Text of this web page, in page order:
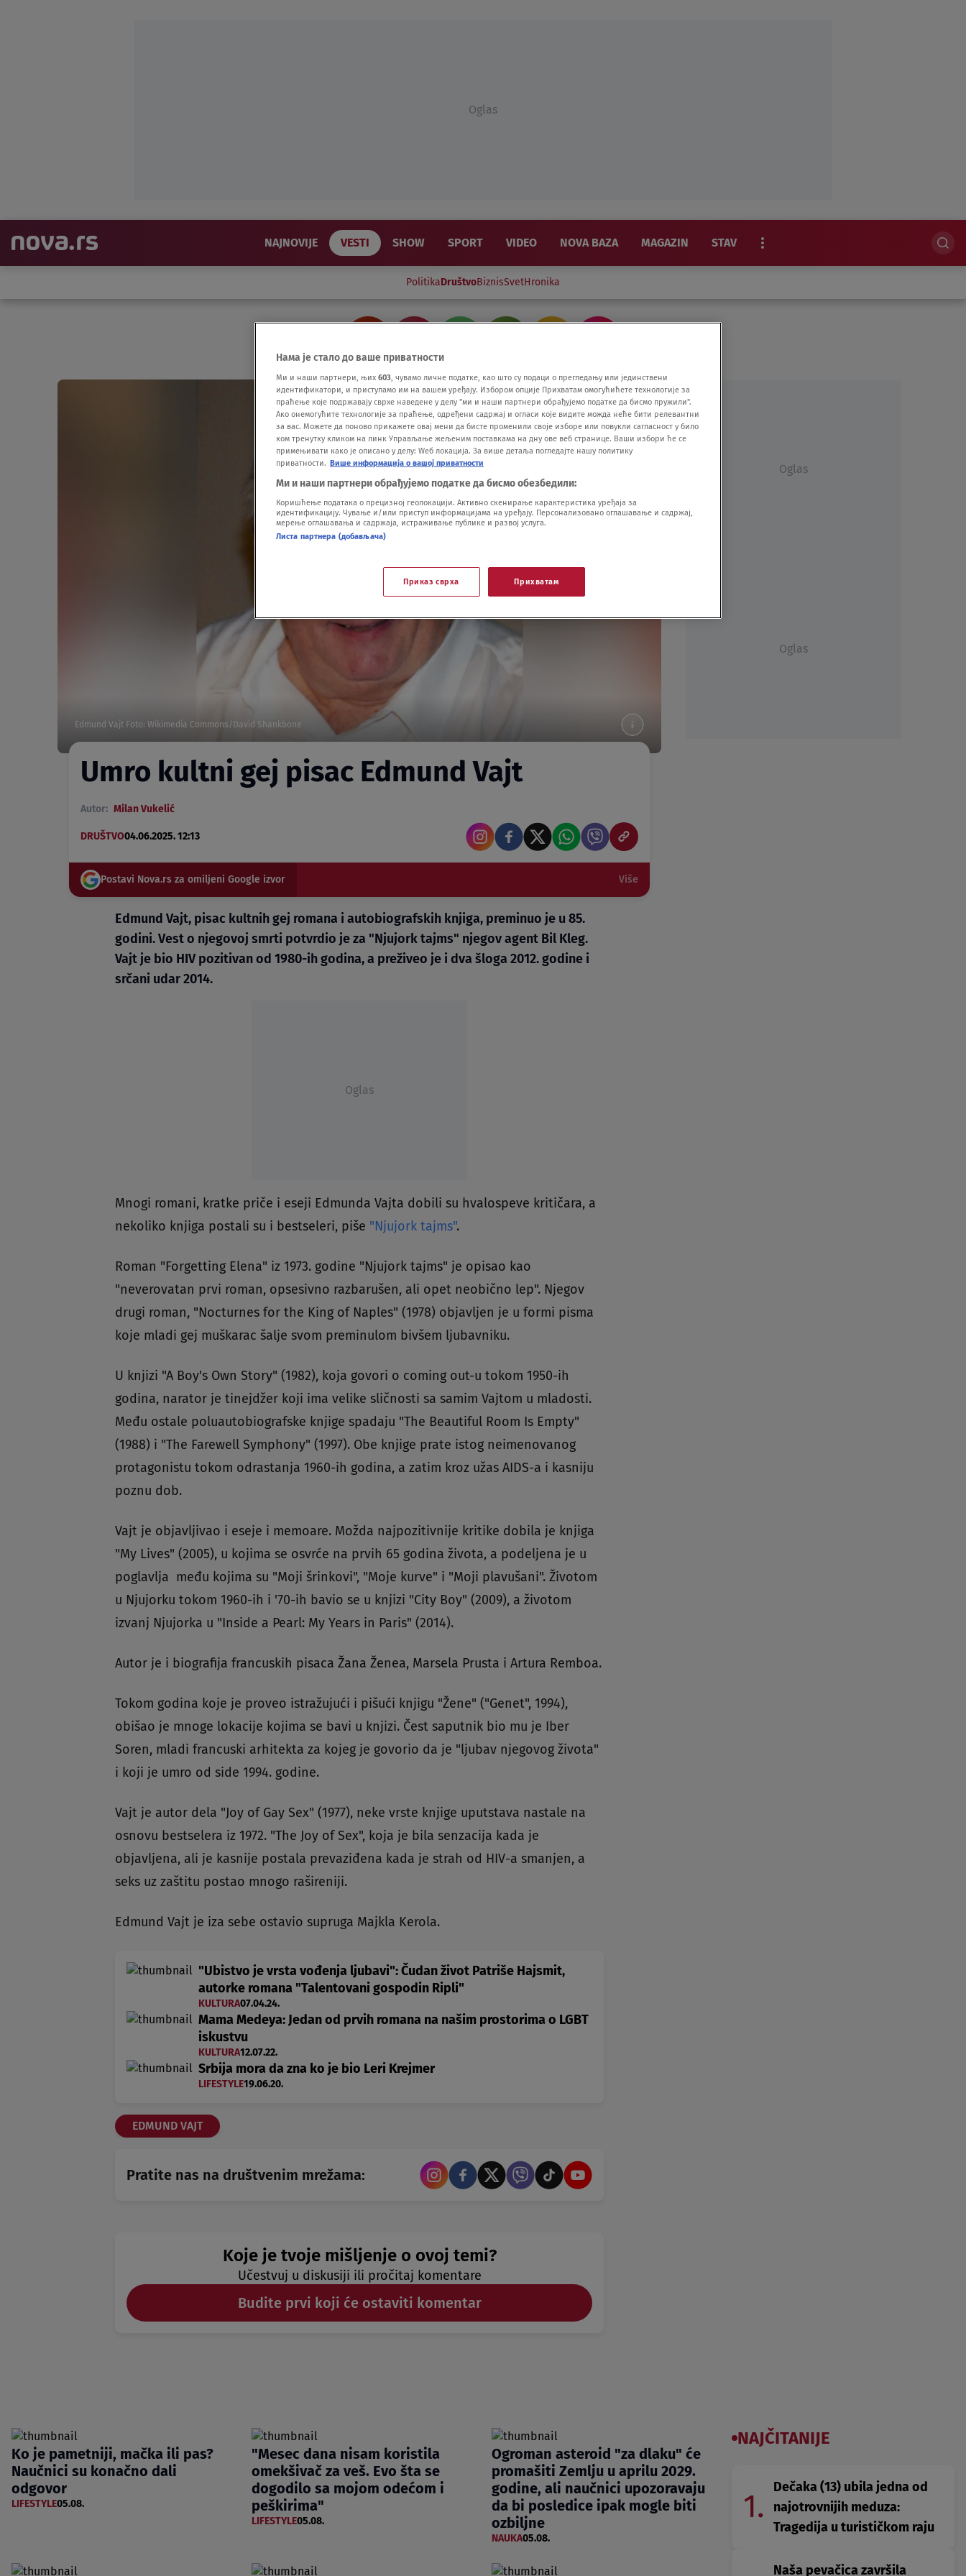
Oglas
NAJNOVIJE VESTI SHOW SPORT VIDEO NOVA BAZA MAGAZIN STAV
PolitikaDruštvoBiznisSvetHronika
Edmund Vajt Foto: Wikimedia Commons/David Shankbone
Umro kultni gej pisac Edmund Vajt
Autor: Milan Vukelić
DRUŠTVO04.06.2025. 12:13
Postavi Nova.rs za omiljeni Google izvor Više
Edmund Vajt, pisac kultnih gej romana i autobiografskih knjiga, preminuo je u 85.
godini. Vest o njegovoj smrti potvrdio je za "Njujork tajms" njegov agent Bil Kleg.
Vajt je bio HIV pozitivan od 1980-ih godina, a preživeo je i dva šloga 2012. godine i
srčani udar 2014.
Oglas
Mnogi romani, kratke priče i eseji Edmunda Vajta dobili su hvalospeve kritičara, a
nekoliko knjiga postali su i bestseleri, piše "Njujork tajms".
Roman "Forgetting Elena" iz 1973. godine "Njujork tajms" je opisao kao
"neverovatan prvi roman, opsesivno razbarušen, ali opet neobično lep". Njegov
drugi roman, "Nocturnes for the King of Naples" (1978) objavljen je u formi pisma
koje mladi gej muškarac šalje svom preminulom bivšem ljubavniku.
U knjizi "A Boy's Own Story" (1982), koja govori o coming out-u tokom 1950-ih
godina, narator je tinejdžer koji ima velike sličnosti sa samim Vajtom u mladosti.
Među ostale poluautobiografske knjige spadaju "The Beautiful Room Is Empty"
(1988) i "The Farewell Symphony" (1997). Obe knjige prate istog neimenovanog
protagonistu tokom odrastanja 1960-ih godina, a zatim kroz užas AIDS-a i kasniju
poznu dob.
Vajt je objavljivao i eseje i memoare. Možda najpozitivnije kritike dobila je knjiga
"My Lives" (2005), u kojima se osvrće na prvih 65 godina života, a podeljena je u
poglavlja među kojima su "Moji šrinkovi", "Moje kurve" i "Moji plavušani". Životom
u Njujorku tokom 1960-ih i '70-ih bavio se u knjizi "City Boy" (2009), a životom
izvanj Njujorka u "Inside a Pearl: My Years in Paris" (2014).
Autor je i biografija francuskih pisaca Žana Ženea, Marsela Prusta i Artura Remboa.
Tokom godina koje je proveo istražujući i pišući knjigu "Žene" ("Genet", 1994),
obišao je mnoge lokacije kojima se bavi u knjizi. Čest saputnik bio mu je Iber
Soren, mladi francuski arhitekta za kojeg je govorio da je "ljubav njegovog života"
i koji je umro od side 1994. godine.
Vajt je autor dela "Joy of Gay Sex" (1977), neke vrste knjige uputstava nastale na
osnovu bestselera iz 1972. "The Joy of Sex", koja je bila senzacija kada je
objavljena, ali je kasnije postala prevaziđena kada je strah od HIV-a smanjen, a
seks uz zaštitu postao mnogo rašireniji.
Edmund Vajt je iza sebe ostavio supruga Majkla Kerola.
"Ubistvo je vrsta vođenja ljubavi": Čudan život Patriše Hajsmit,
autorke romana "Talentovani gospodin Ripli"
KULTURA07.04.24.
Mama Medeya: Jedan od prvih romana na našim prostorima o LGBT
iskustvu
KULTURA12.07.22.
Srbija mora da zna ko je bio Leri Krejmer
LIFESTYLE19.06.20.
EDMUND VAJT
Pratite nas na društvenim mrežama:
Koje je tvoje mišljenje o ovoj temi?
Učestvuj u diskusiji ili pročitaj komentare
Budite prvi koji će ostaviti komentar
Oglas
Oglas
Ko je pametniji, mačka ili pas?
Naučnici su konačno dali
odgovor
LIFESTYLE05.08.
"Mesec dana nisam koristila
omekšivač za veš. Evo šta se
dogodilo sa mojom odećom i
peškirima"
LIFESTYLE05.08.
Ogroman asteroid "za dlaku" će
promašiti Zemlju u aprilu 2029.
godine, ali naučnici upozoravaju
da bi posledice ipak mogle biti
ozbiljne
NAUKA05.08.
NAJČITANIJE
1.
Dečaka (13) ubila jedna od
najotrovnijih meduza:
Tragedija u turističkom raju
Naša pevačica završila
Нама је стало до ваше приватности
Ми и наши партнери, њих 603, чувамо личне податке, као што су подаци о прегледању или јединствени
идентификатори, и приступамо им на вашем уређају. Избором опције Прихватам омогућићете технологије за
праћење које подржавају сврхе наведене у делу "ми и наши партнери обрађујемо податке да бисмо пружили".
Ако онемогућите технологије за праћење, одређени садржај и огласи које видите можда неће бити релевантни
за вас. Можете да поново прикажете овај мени да бисте променили своје изборе или повукли сагласност у било
ком тренутку кликом на линк Управљање жељеним поставкама на дну ове веб странице. Ваши избори ће се
примењивати како је описано у делу: Wеб локација. За више детаља погледајте нашу политику
приватности. Више информација о вашој приватности
Ми и наши партнери обрађујемо податке да бисмо обезбедили:
Коришћење података о прецизној геолокацији. Активно скенирање карактеристика уређаја за
идентификацију. Чување и/или приступ информацијама на уређају. Персонализовано оглашавање и садржај,
мерење оглашавања и садржаја, истраживање публике и развој услуга.
Листа партнера (добављача)
Приказ сврха Прихватам